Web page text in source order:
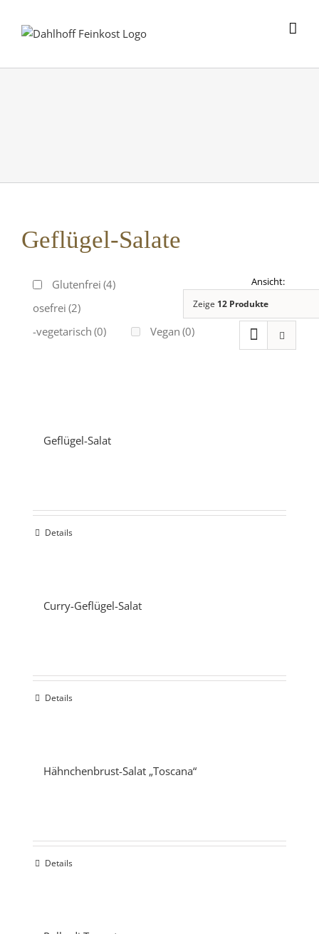
Geflügel-Salate
Glutenfrei (4)
Laktosefrei (2)
Ovo-vegetarisch (0) Vegan (0)
Zeige 12 Produkte
Geflügel-Salat
Details
Curry-Geflügel-Salat
Details
Hähnchenbrust-Salat „Toscana“
Details